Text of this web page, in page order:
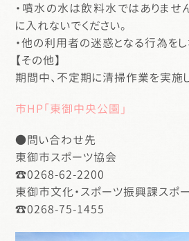
・噴水の水は飲料水ではありませ
に入れないでください。
・他の利用者の迷惑となる行為をし
【その他】
期間中、不定期に清掃作業を実施し
市HP「東御中央公園」
●問い合わせ先
東御市スポーツ協会
☎0268-62-2200
東御市文化・スポーツ振興課スポ
☎0268-75-1455